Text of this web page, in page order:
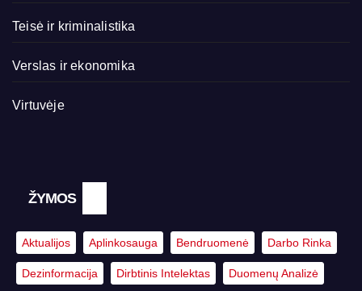
Teisė ir kriminalistika
Verslas ir ekonomika
Virtuvėje
ŽYMOS
Aktualijos Aplinkosauga Bendruomenė Darbo Rinka
Dezinformacija Dirbtinis Intelektas Duomenų Analizė